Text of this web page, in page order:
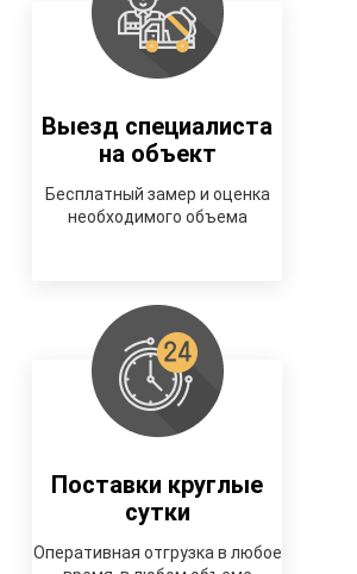
Выезд специалиста
на объект
Бесплатный замер и оценка
необходимого объема
Поставки круглые
сутки
Оперативная отгрузка в любое